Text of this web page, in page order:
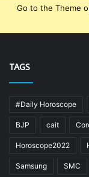
Go to the Theme
TAGS
#Daily Horoscope
BJP cait
Horoscope2022
Samsung SMC